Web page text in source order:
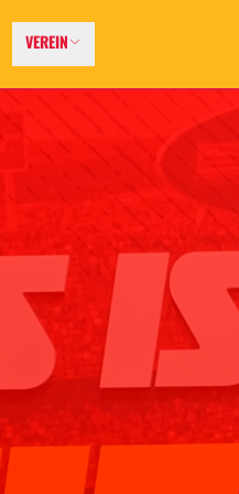
VEREIN